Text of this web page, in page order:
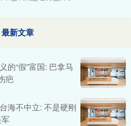
最新文章
的“假”富国: 巴拿马
疤
海不中立: 不是硬刚